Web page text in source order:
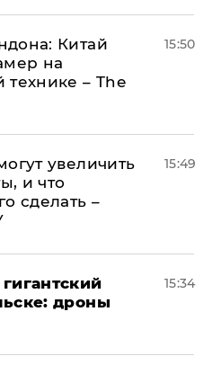
Китай
на
технике – The
15:50
увеличить
и что
сделать –
15:49
дроны
15:34